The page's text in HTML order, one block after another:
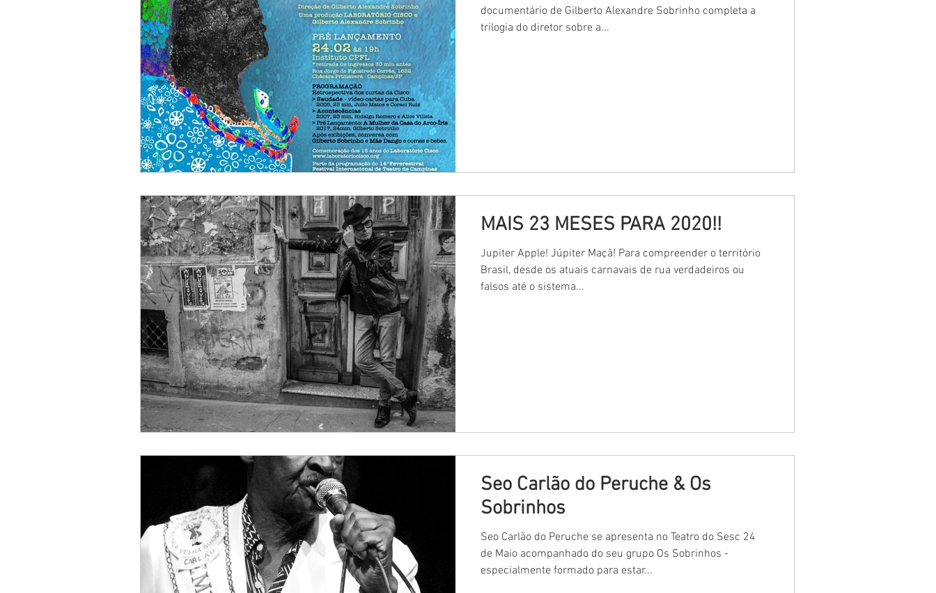
documentário de Gilberto Alexandre Sobrinho completa a
trilogia do diretor sobre a...
MAIS 23 MESES PARA 2020!!
Jupiter Apple! Júpiter Maçã! Para compreender o território
Brasil, desde os atuais carnavais de rua verdadeiros ou
falsos até o sistema...
Seo Carlão do Peruche & Os
Sobrinhos
Seo Carlão do Peruche se apresenta no Teatro do Sesc 24
de Maio acompanhado do seu grupo Os Sobrinhos -
especialmente formado para estar...